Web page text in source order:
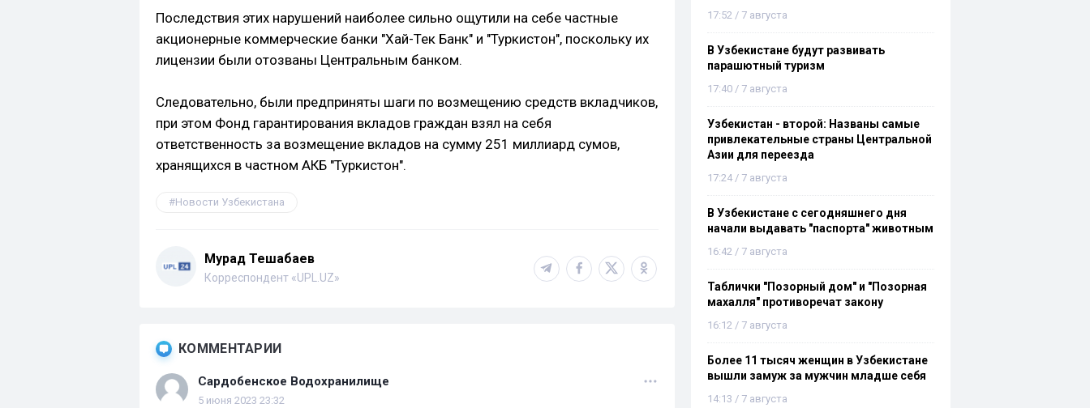
Последствия этих нарушений наиболее сильно ощутили на себе частные
акционерные коммерческие банки "Хай-Тек Банк" и "Туркистон", поскольку их
лицензии были отозваны Центральным банком.
Следовательно, были предприняты шаги по возмещению средств вкладчиков,
при этом Фонд гарантирования вкладов граждан взял на себя
ответственность за возмещение вкладов на сумму 251 миллиард сумов,
хранящихся в частном АКБ "Туркистон".
Новости Узбекистана
Мурад Тешабаев
Корреспондент «UPL.UZ»
КОММЕНТАРИИ
Сардобенское Водохранилище
5 июня 2023 23:32
17:52 / 7 августа
В Узбекистане будут развивать
парашютный туризм
17:40 / 7 августа
Узбекистан - второй: Названы самые
привлекательные страны Центральной
Азии для переезда
17:24 / 7 августа
В Узбекистане с сегодняшнего дня
начали выдавать "паспорта" животным
16:42 / 7 августа
Таблички "Позорный дом" и "Позорная
махалля" противоречат закону
16:12 / 7 августа
Более 11 тысяч женщин в Узбекистане
вышли замуж за мужчин младше себя
14:13 / 7 августа